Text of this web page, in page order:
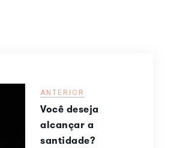
ANTERIOR
Você deseja
alcançar a
santidade?